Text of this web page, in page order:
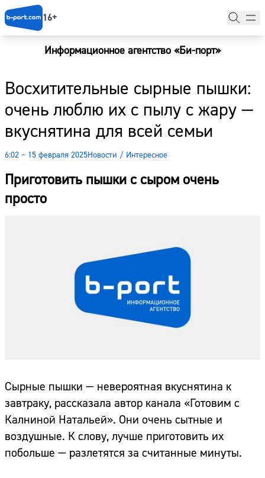
16+
Информационное агентство «Би-порт»
Восхитительные сырные пышки:
очень люблю их с пылу с жару —
вкуснятина для всей семьи
6:02 – 15 февраля 2025Новости / Интересное
Приготовить пышки с сыром очень
просто
Сырные пышки — невероятная вкуснятина к
завтраку, рассказала автор канала «Готовим с
Калниной Натальей». Они очень сытные и
воздушные. К слову, лучше приготовить их
побольше — разлетятся за считанные минуты.
Новости
Наши гости
Фоторепортажи
Погода
Курсы валют